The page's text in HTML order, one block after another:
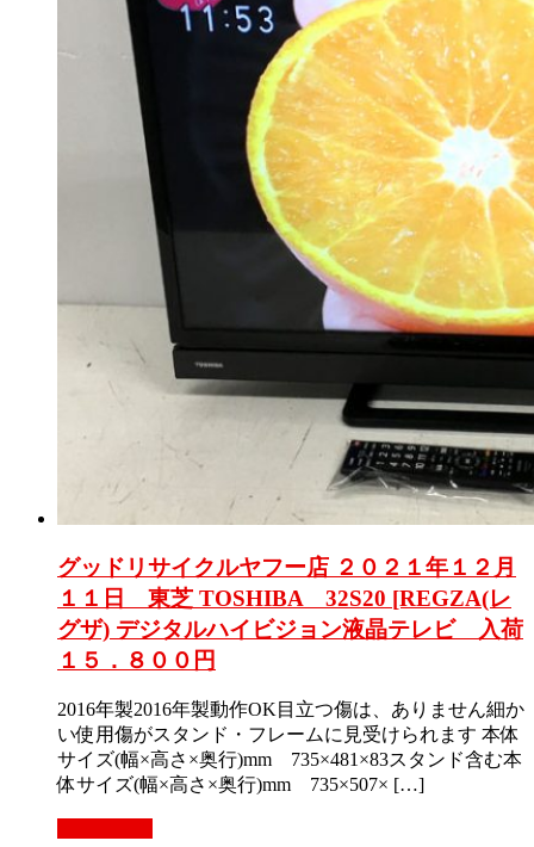
グッドリサイクルヤフー店 ２０２１年１２月
１１日 東芝 TOSHIBA 32S20 [REGZA(レ
グザ) デジタルハイビジョン液晶テレビ 入荷
１５．８００円
2016年製2016年製動作OK目立つ傷は、ありません細か
い使用傷がスタンド・フレームに見受けられます 本体
サイズ(幅×高さ×奥行)mm 735×481×83スタンド含む本
体サイズ(幅×高さ×奥行)mm 735×507× […]